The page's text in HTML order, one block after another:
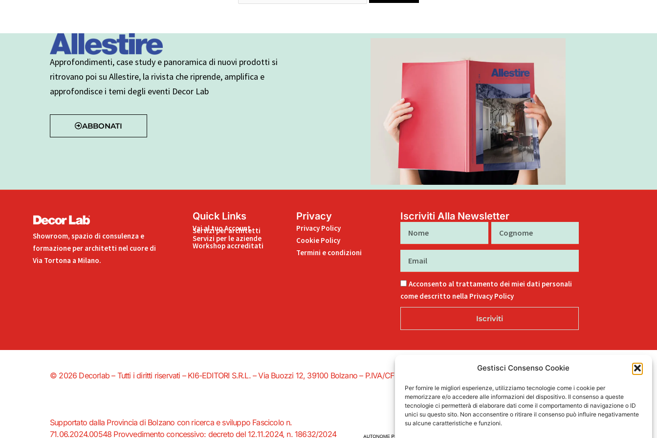
Gestisci Consenso Cookie
Per fornire le migliori esperienze, utilizziamo tecnologie come i cookie per
memorizzare e/o accedere alle informazioni del dispositivo. Il consenso a queste
tecnologie ci permetterà di elaborare dati come il comportamento di navigazione o ID
unici su questo sito. Non acconsentire o ritirare il consenso può influire negativamente
su alcune caratteristiche e funzioni.
Approfondimenti, case study e panoramica di nuovi prodotti si
ritrovano poi su Allestire, la rivista che riprende, amplifica e
approfondisce i temi degli eventi Decor Lab
ABBONATI
Showroom, spazio di consulenza e
formazione per architetti nel cuore di
Via Tortona a Milano.
Quick Links
Vai al tuo Account
Servizi per architetti
Servizi per le aziende
Workshop accreditati
Privacy
Privacy Policy
Cookie Policy
Termini e condizioni
Iscriviti Alla Newsletter
Acconsento al trattamento dei miei dati personali
come descritto nella Privacy Policy
Iscriviti
© 2026 Decorlab – Tutti i diritti riservati – KI6-EDITORI S.R.L. – Via Buozzi 12, 39100 Bolzano – P.IVA/CF 02757850215
L
i
n
k
e
F
a
c
e
b
I
n
s
t
a
i
k
t
o
i
n
t
e
Supportato dalla Provincia di Bolzano con ricerca e sviluppo Fascicolo n.
71.06.2024.00548 Provvedimento concessivo: decreto del 12.11.2024, n. 18632/2024